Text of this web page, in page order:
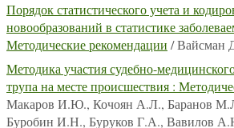
Порядок статистического учета и
новообразований в статистике
Методические рекомендации /
Методика участия судебно-
трупа на месте происшествия :
Макаров И.Ю., Кочоян А.Л., Баранов
Буробин И.Н., Буруков Г.А., Вавилов